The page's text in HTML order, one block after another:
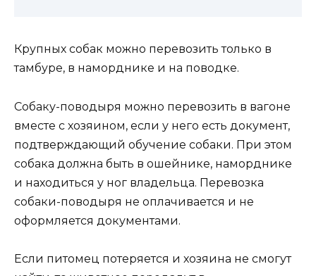
Крупных собак можно перевозить только в
тамбуре, в наморднике и на поводке.
Собаку-поводыря можно перевозить в вагоне
вместе с хозяином, если у него есть документ,
подтверждающий обучение собаки. При этом
собака должна быть в ошейнике, наморднике
и находиться у ног владельца. Перевозка
собаки-поводыря не оплачивается и не
оформляется документами.
Если питомец потеряется и хозяина не смогут